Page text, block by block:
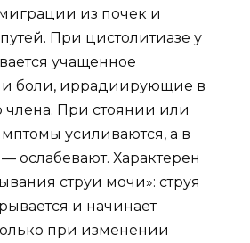
из почек и
При цистолитиазе у
учащенное
и боли, иррадиирующие в
члена. При стоянии или
усиливаются, а в
ослабевают. Характерен
струи мочи»: струя
и начинает
при изменении